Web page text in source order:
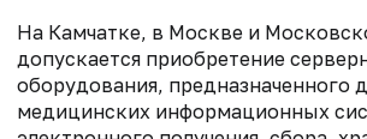
На Камчатке, в Москве и
допускается приобретение
оборудования, предназначенного
медицинских информационных